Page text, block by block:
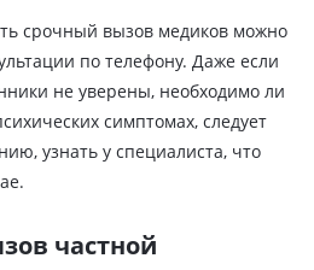
срочный вызов медиков можно
по телефону. Даже если
не уверены, необходимо ли
симптомах, следует
узнать у специалиста, что
частной